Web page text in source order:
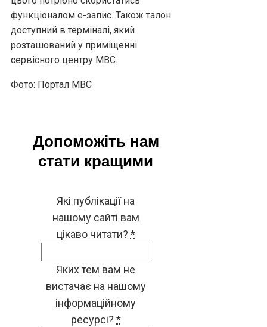
функціоналом е-запис. Також талон
доступний в терміналі, який
розташований у приміщенні
сервісного центру МВС.
Фото: Портал МВС
Допоможіть нам
стати кращими
Які публікації на
нашому сайті вам
цікаво читати? *
Яких тем вам не
вистачає на нашому
інформаційному
ресурсі? *